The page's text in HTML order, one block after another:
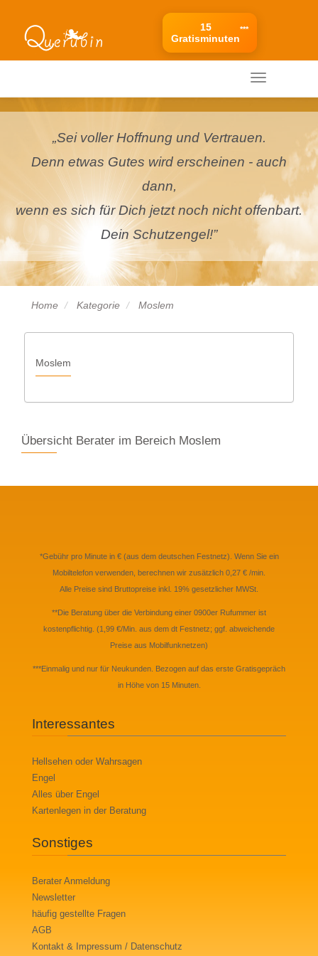
15
Gratisminuten
***
Ihr
mobiles
„Sei voller Hoffnung und Vertrauen.
Denn etwas Gutes wird erscheinen - auch
dann,
wenn es sich für Dich jetzt noch nicht offenbart.
Dein Schutzengel!”
Home Kategorie Moslem
Moslem
Übersicht Berater im Bereich Moslem
*Gebühr pro Minute in € (aus dem deutschen Festnetz). Wenn Sie ein
Mobiltelefon verwenden, berechnen wir zusätzlich 0,27 € /min.
Alle Preise sind Bruttopreise inkl. 19% gesetzlicher MWSt.
**Die Beratung über die Verbindung einer 0900er Rufummer ist
kostenpflichtig. (1,99 €/Min. aus dem dt Festnetz; ggf. abweichende
Preise aus Mobilfunknetzen)
***Einmalig und nur für Neukunden. Bezogen auf das erste Gratisgepräch
in Höhe von 15 Minuten.
Interessantes
Hellsehen oder Wahrsagen
Engel
Alles über Engel
Kartenlegen in der Beratung
Sonstiges
Berater Anmeldung
Newsletter
häufig gestellte Fragen
AGB
Kontakt & Impressum / Datenschutz